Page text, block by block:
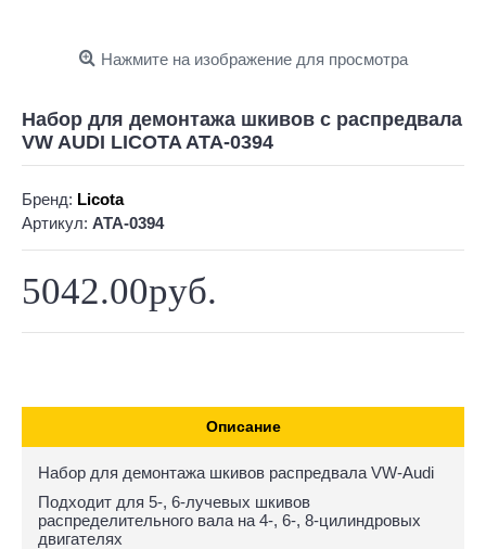
Нажмите на изображение для просмотра
Набор для демонтажа шкивов c распредвала
VW AUDI LICOTA ATA-0394
Бренд: Licota
Артикул: ATA-0394
5042.00руб.
Описание
Набор для демонтажа шкивов распредвала VW-Audi
Подходит для 5-, 6-лучевых шкивов
распределительного вала на 4-, 6-, 8-цилиндровых
двигателях